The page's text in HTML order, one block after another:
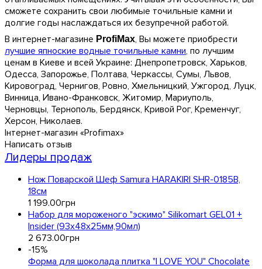
сможете сохранить свои любимые точильные камни и
долгие годы наслаждаться их безупречной работой.
В интернет-магазине ProfiMax, Вы можете приобрести
лучшие япноские водные точильные камни, по лучшим
ценам в Киеве и всей Украине: Днепропетровск, Харьков,
Одесса, Запорожье, Полтава, Черкассы, Сумы, Львов,
Кировоград, Чернигов, Ровно, Хмельницкий, Ужгород, Луцк,
Винница, Ивано-Франковск, Житомир, Мариуполь,
Черновцы, Тернополь, Бердянск, Кривой Рог, Кременчуг,
Херсон, Николаев.
Інтернет-магазин «Profimax»
Написать отзыв
Лидеры продаж
Нож Поварской Шеф Samura HARAKIRI SHR-0185B,
18см
1 199.00грн
Набор для мороженого "эскимо" Silikomart GEL01 +
Insider (93х48x25мм,90мл)
2 673.00грн
-15%
Форма для шоколада плитка "I LOVE YOU" Chocolate